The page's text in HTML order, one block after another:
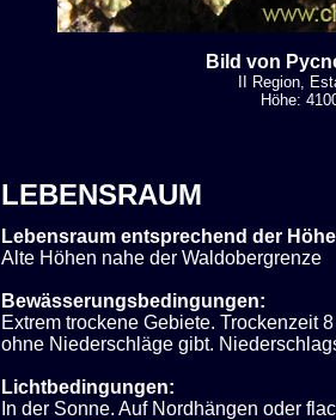
Bild von
II Region,
Höhe:
LEBENSRAUM
Lebensraum entsprechend der
Alte Höhen nahe der Waldobergrenze
Bewässerungsbedingungen:
Extrem trockene Gebiete. Trockenzeit
ohne Niederschläge gibt.
Lichtbedingungen:
In der Sonne. Auf Nordhängen oder